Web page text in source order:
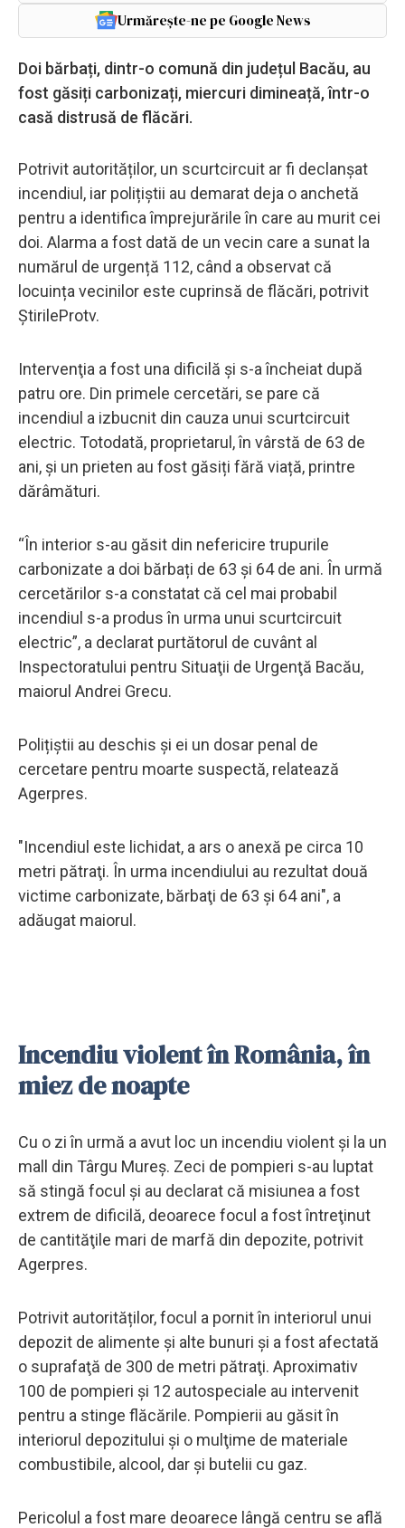
Urmărește-ne pe Google News
Doi bărbați, dintr-o comună din județul Bacău, au
fost găsiți carbonizați, miercuri dimineață, într-o
casă distrusă de flăcări.
Potrivit autorităților, un scurtcircuit ar fi declanșat
incendiul, iar polițiștii au demarat deja o anchetă
pentru a identifica împrejurările în care au murit cei
doi. Alarma a fost dată de un vecin care a sunat la
numărul de urgență 112, când a observat că
locuința vecinilor este cuprinsă de flăcări, potrivit
ȘtirileProtv.
Intervenţia a fost una dificilă și s-a încheiat după
patru ore. Din primele cercetări, se pare că
incendiul a izbucnit din cauza unui scurtcircuit
electric. Totodată, proprietarul, în vârstă de 63 de
ani, și un prieten au fost găsiți fără viață, printre
dărâmături.
“În interior s-au găsit din nefericire trupurile
carbonizate a doi bărbați de 63 și 64 de ani. În urmă
cercetărilor s-a constatat că cel mai probabil
incendiul s-a produs în urma unui scurtcircuit
electric”, a declarat purtătorul de cuvânt al
Inspectoratului pentru Situaţii de Urgenţă Bacău,
maiorul Andrei Grecu.
Polițiștii au deschis și ei un dosar penal de
cercetare pentru moarte suspectă, relatează
Agerpres.
"Incendiul este lichidat, a ars o anexă pe circa 10
metri pătraţi. În urma incendiului au rezultat două
victime carbonizate, bărbaţi de 63 şi 64 ani", a
adăugat maiorul.
Incendiu violent în România, în
miez de noapte
Cu o zi în urmă a avut loc un incendiu violent și la un
mall din Târgu Mureș. Zeci de pompieri s-au luptat
să stingă focul şi au declarat că misiunea a fost
extrem de dificilă, deoarece focul a fost întreţinut
de cantităţile mari de marfă din depozite, potrivit
Agerpres.
Potrivit autorităților, focul a pornit în interiorul unui
depozit de alimente şi alte bunuri şi a fost afectată
o suprafaţă de 300 de metri pătraţi. Aproximativ
100 de pompieri şi 12 autospeciale au intervenit
pentru a stinge flăcările. Pompierii au găsit în
interiorul depozitului şi o mulţime de materiale
combustibile, alcool, dar şi butelii cu gaz.
Pericolul a fost mare deoarece lângă centru se află